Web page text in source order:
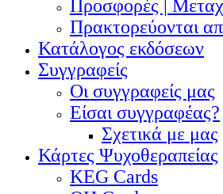
Προσφορές |
Πρακτορεύονται
Κατάλογος εκδόσεων
Συγγραφείς
Οι συγγραφείς μας
Είσαι συγγραφέας?
Σχετικά με μας
Κάρτες Ψυχοθεραπείας
KEG Cards